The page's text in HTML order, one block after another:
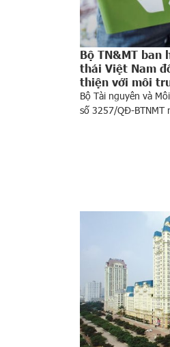
Bộ TN&MT ban
thái Việt Nam
thiện với môi
Bộ Tài nguyên và
số 3257/QĐ-BTNMT